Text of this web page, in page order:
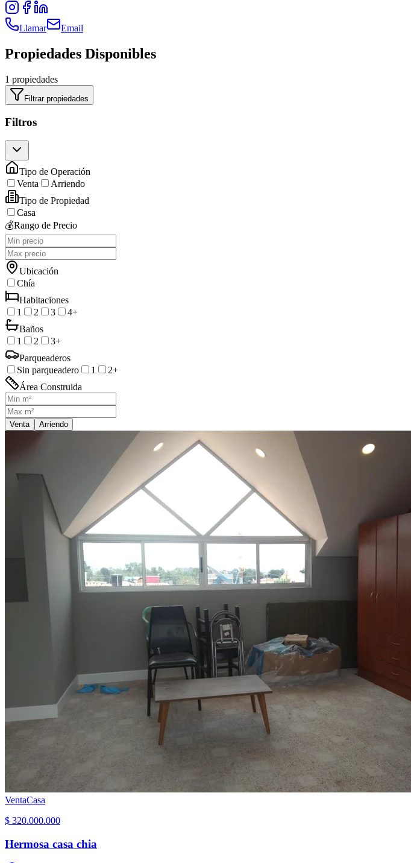
Llamar Email
Propiedades Disponibles
1 propiedades
Filtrar propiedades
Filtros
Tipo de Operación
Venta
Arriendo
Tipo de Propiedad
Casa
💰Rango de Precio
Ubicación
Chía
Habitaciones
1
2 3
4+
Baños
1
2
3+
Parqueaderos
Sin parqueadero
1
2+
Área Construida
Venta Arriendo
VentaCasa
$ 320.000.000
Hermosa casa chia